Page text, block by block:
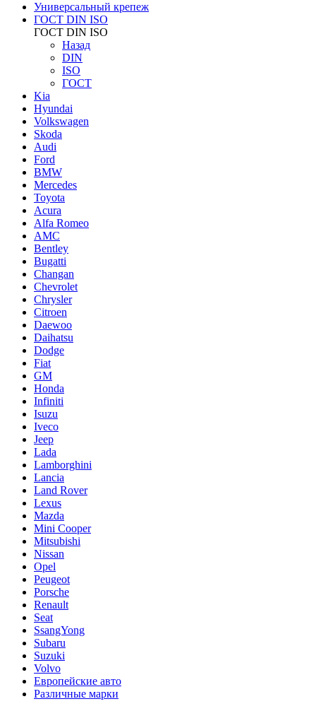
Универсальный крепеж
ГОСТ DIN ISO
ГОСТ DIN ISO
Назад
DIN
ISO
ГОСТ
Kia
Hyundai
Volkswagen
Skoda
Audi
Ford
BMW
Mercedes
Toyota
Acura
Alfa Romeo
AMC
Bentley
Bugatti
Changan
Chevrolet
Chrysler
Citroen
Daewoo
Daihatsu
Dodge
Fiat
GM
Honda
Infiniti
Isuzu
Iveco
Jeep
Lada
Lamborghini
Lancia
Land Rover
Lexus
Mazda
Mini Cooper
Mitsubishi
Nissan
Opel
Peugeot
Porsche
Renault
Seat
SsangYong
Subaru
Suzuki
Volvo
Европейские авто
Различные марки